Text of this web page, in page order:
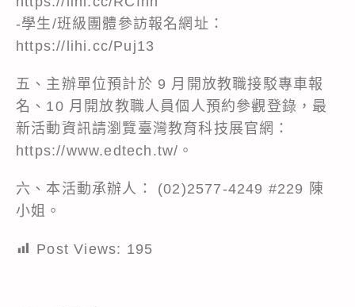
-學生/班級團體參訪報名網址：
https://lihi.cc/Puj13
五、主辦單位預計於 9 月開放教職接駁專車報
名、10 月開放教職人員個人預約參觀登錄，最
新活動資訊請瀏覽臺灣教育科技展官網：
https://www.edtech.tw/。
六、本活動承辦人： (02)2577-4249 #229 陳
小姐。
Post Views: 195